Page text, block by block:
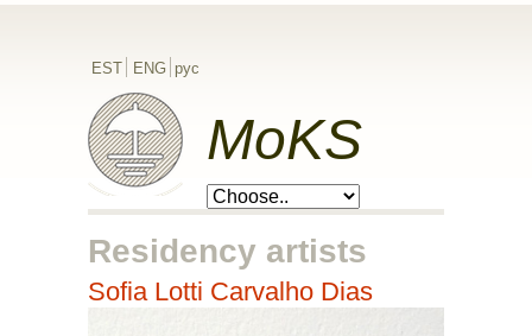
EST ENG рус
MoKS
Residency artists
Sofia Lotti Carvalho Dias